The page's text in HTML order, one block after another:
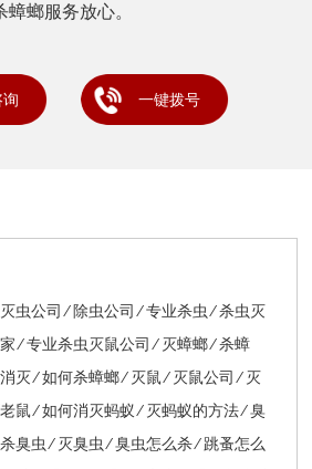
螂服务放心。
一键拨号
虫公司 ∕ 除虫公司 ∕ 专业杀虫 ∕ 杀虫灭
∕ 专业杀虫灭鼠公司 ∕ 灭蟑螂 ∕ 杀蟑
灭 ∕ 如何杀蟑螂 ∕ 灭鼠 ∕ 灭鼠公司 ∕ 灭
鼠 ∕ 如何消灭蚂蚁 ∕ 灭蚂蚁的方法 ∕ 臭
臭虫 ∕ 灭臭虫 ∕ 臭虫怎么杀 ∕ 跳蚤怎么